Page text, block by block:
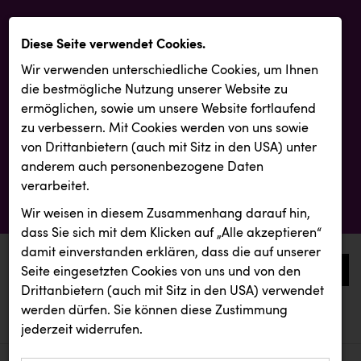
0
aktuelle aussendungen
aktuelle aussendungen
Diese Seite verwendet Cookies.
Wir verwenden unterschiedliche Cookies, um Ihnen
die best­mögliche Nutzung unserer Website zu
ermöglichen, sowie um unsere Website fortlaufend
zu verbessern. Mit Cookies werden von uns sowie
von Drittanbietern (auch mit Sitz in den USA) unter
anderem auch personenbezogene Daten
verarbeitet.
Wir weisen in diesem Zusammenhang darauf hin,
dass Sie sich mit dem Klicken auf „Alle akzeptieren“
damit ein­ver­standen erklären, dass die auf unserer
Seite eingesetzten Cookies von uns und von den
Drittanbietern (auch mit Sitz in den USA) verwendet
werden dürfen. Sie können diese Zustimmung
jederzeit widerrufen.